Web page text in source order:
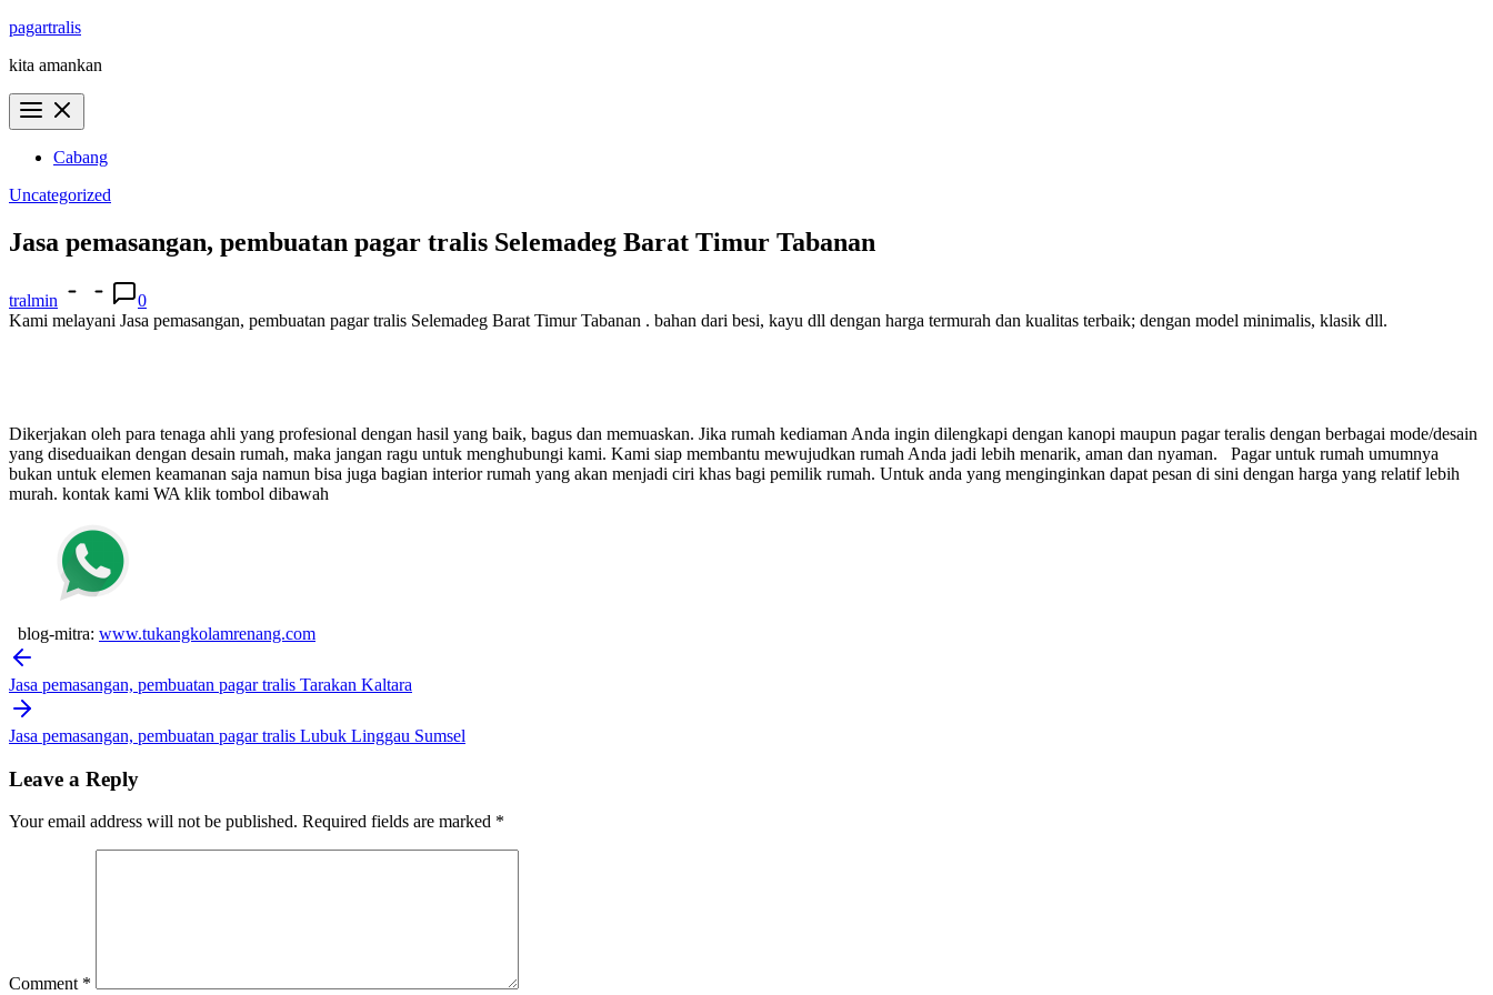
Skip
content
pagartralis
kita amankan
Cabang
Uncategorized
Jasa pemasangan, pembuatan pagar tralis Selemadeg Barat Timur Tabanan
tralmin
0
Kami melayani Jasa pemasangan, pembuatan pagar tralis Selemadeg Barat Timur Tabanan . bahan dari besi, kayu dll dengan harga termurah dan kualitas terbaik; dengan model minimalis, klasik dll.
Dikerjakan oleh para tenaga ahli yang profesional dengan hasil yang baik, bagus dan memuaskan. Jika rumah kediaman Anda ingin dilengkapi dengan kanopi maupun pagar teralis dengan berbagai mode/desain
yang diseduaikan dengan desain rumah, maka jangan ragu untuk menghubungi kami. Kami siap membantu mewujudkan rumah Anda jadi lebih menarik, aman dan nyaman.
Pagar untuk rumah umumnya
bukan untuk elemen keamanan saja namun bisa juga bagian interior rumah yang akan menjadi ciri khas bagi pemilik rumah. Untuk anda yang menginginkan dapat pesan di sini dengan harga yang relatif lebih
murah. kontak kami WA klik tombol dibawah
blog-mitra: www.tukangkolamrenang.com
Post
navigation
Jasa pemasangan, pembuatan pagar tralis Tarakan Kaltara
Jasa pemasangan, pembuatan pagar tralis Lubuk Linggau Sumsel
Leave a Reply
Your email address will not be published. Required fields are marked *
Comment *